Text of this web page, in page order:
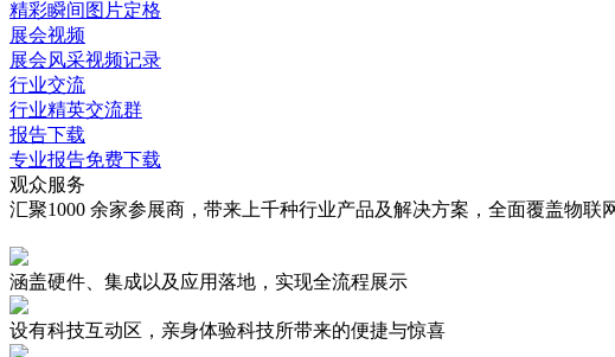
精彩瞬间图片定格
展会视频
展会风采视频记录
行业交流
行业精英交流群
报告下载
专业报告免费下载
观众服务
汇聚1000 余家参展商，带来上千种行业产品及解决方案，全面覆盖物
涵盖硬件、集成以及应用落地，实现全流程展示
设有科技互动区 ，亲身体验科技所带来的便捷与惊喜